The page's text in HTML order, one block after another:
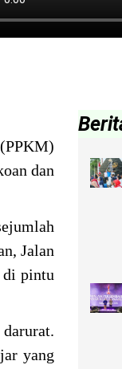
dan
Jalan
di pintu
yang